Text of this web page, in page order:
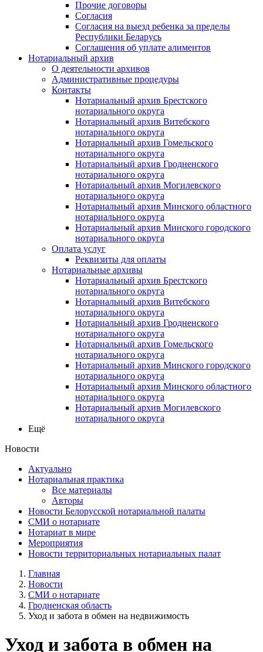
Прочие договоры
Согласия
Согласия на выезд ребенка за пределы
Республики Беларусь
Соглашения об уплате алиментов
Нотариальный архив
О деятельности архивов
Административные процедуры
Контакты
Нотариальный архив Брестского
нотариального округа
Нотариальный архив Витебского
нотариального округа
Нотариальный архив Гомельского
нотариального округа
Нотариальный архив Гродненского
нотариального округа
Нотариальный архив Могилевского
нотариального округа
Нотариальный архив Минского областного
нотариального округа
Нотариальный архив Минского городского
нотариального округа
Оплата услуг
Реквизиты для оплаты
Нотариальные архивы
Нотариальный архив Брестского
нотариального округа
Нотариальный архив Витебского
нотариального округа
Нотариальный архив Гродненского
нотариального округа
Нотариальный архив Гомельского
нотариального округа
Нотариальный архив Минского городского
нотариального округа
Нотариальный архив Минского областного
нотариального округа
Нотариальный архив Могилевского
нотариального округа
Ещё
Новости
Актуально
Нотариальная практика
Все материалы
Авторы
Новости Белорусской нотариальной палаты
СМИ о нотариате
Нотариат в мире
Мероприятия
Новости территориальных нотариальных палат
Главная
Новости
СМИ о нотариате
Гродненская область
Уход и забота в обмен на недвижимость
Уход и забота в обмен на